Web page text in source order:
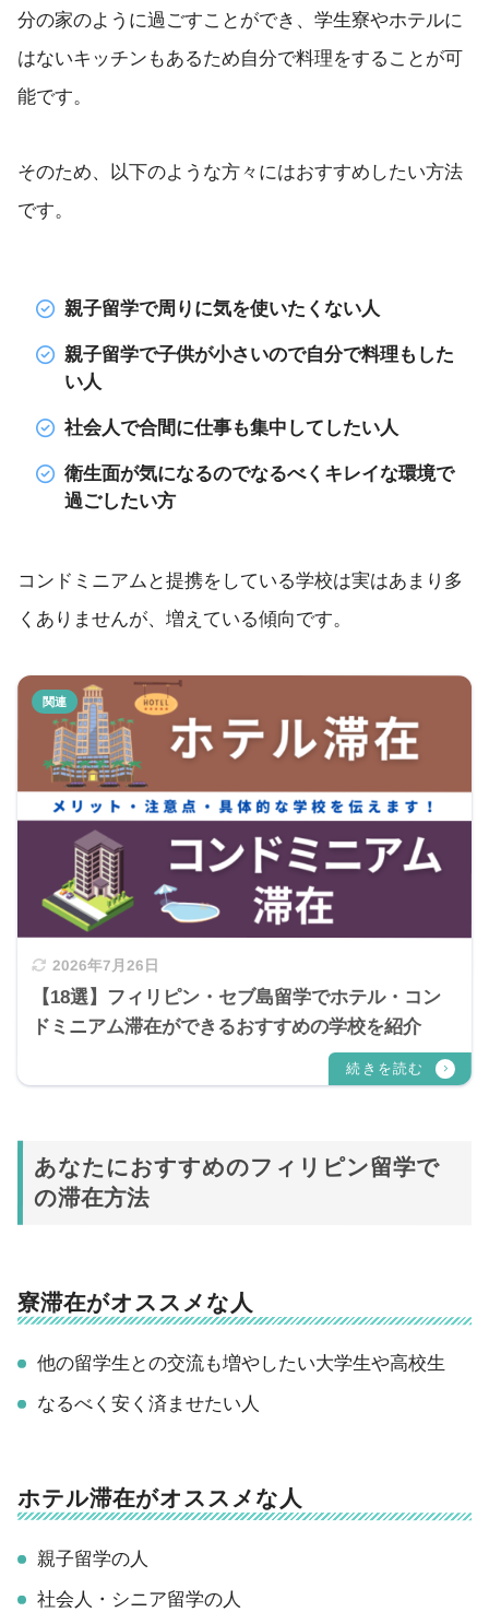
分の家のように過ごすことができ、学生寮やホテルに
はないキッチンもあるため自分で料理をすることが可
能です。
そのため、以下のような方々にはおすすめしたい方法
です。
親子留学で周りに気を使いたくない人
親子留学で子供が小さいので自分で料理もした
い人
社会人で合間に仕事も集中してしたい人
衛生面が気になるのでなるべくキレイな環境で
過ごしたい方
コンドミニアムと提携をしている学校は実はあまり多
くありませんが、増えている傾向です。
2026年7月26日
【18選】フィリピン・セブ島留学でホテル・コン
ドミニアム滞在ができるおすすめの学校を紹介
あなたにおすすめのフィリピン留学で
の滞在方法
寮滞在がオススメな人
他の留学生との交流も増やしたい大学生や高校生
なるべく安く済ませたい人
ホテル滞在がオススメな人
親子留学の人
社会人・シニア留学の人